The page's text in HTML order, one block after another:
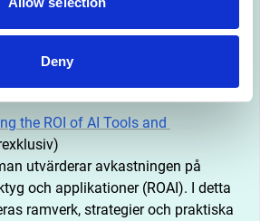
Deny
tillåter användare att mata in
och kostnadsdrivare för att
the ROI of AI Tools and
utvärderar avkastningen på
och applikationer (ROAI). I detta
ramverk, strategier och praktiska